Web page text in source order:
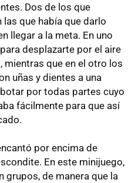
Dos de los que
que había que darlo
llegar a la meta. En uno
desplazarte por el aire
que en el otro los
uñas y dientes a una
por todas partes cuyo
fácilmente para que así
por encima de
En este minijuego,
grupos, de manera que la